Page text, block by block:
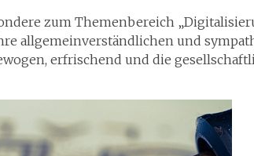
zum Themenbereich
allgemeinverständlichen und
erfrischend und die